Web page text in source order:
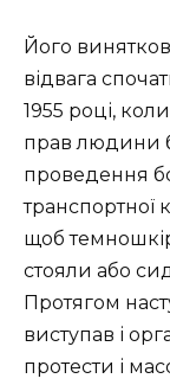
Його
відвага
1955 році,
прав людини
проведення
транспортної
щоб
стояли або
Протягом
виступав і
протести і